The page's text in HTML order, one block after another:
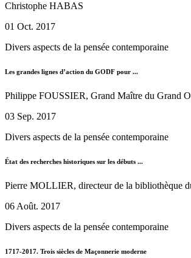
Christophe HABAS
01 Oct. 2017
Divers aspects de la pensée contemporaine
Les grandes lignes d’action du GODF pour ...
Philippe FOUSSIER, Grand Maître du Grand
03 Sep. 2017
Divers aspects de la pensée contemporaine
État des recherches historiques sur les débuts ...
Pierre MOLLIER, directeur de la bibliothèque
06 Août. 2017
Divers aspects de la pensée contemporaine
1717-2017. Trois siècles de Maçonnerie moderne